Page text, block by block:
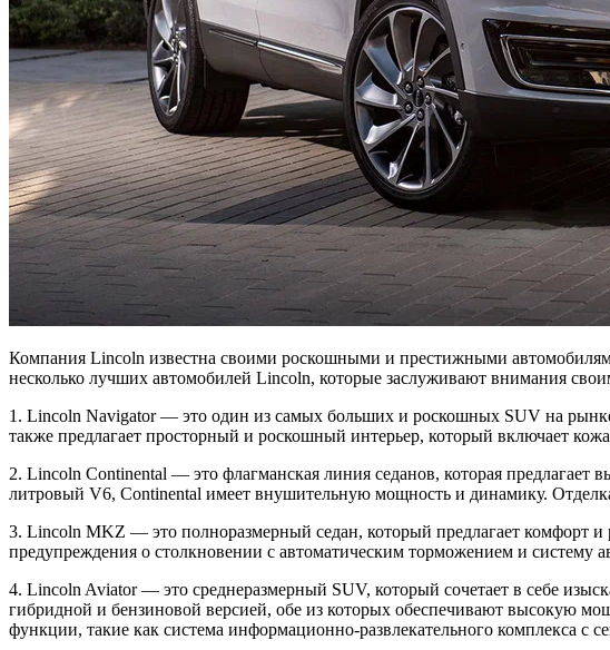
Компания Lincoln известна своими роскошными и престижными
несколько лучших автомобилей Lincoln, которые заслуживают внимания
1. Lincoln Navigator — это один из самых больших и роскошных SUV на
также предлагает просторный и роскошный интерьер, который включает
2. Lincoln Continental — это флагманская линия седанов, которая
литровый V6, Continental имеет внушительную мощность и динамику.
3. Lincoln MKZ — это полноразмерный седан, который предлагает комфорт
предупреждения о столкновении с автоматическим торможением и
4. Lincoln Aviator — это среднеразмерный SUV, который сочетает в себе
гибридной и бензиновой версией, обе из которых обеспечивают высокую
функции, такие как система информационно-развлекательного комплекса с